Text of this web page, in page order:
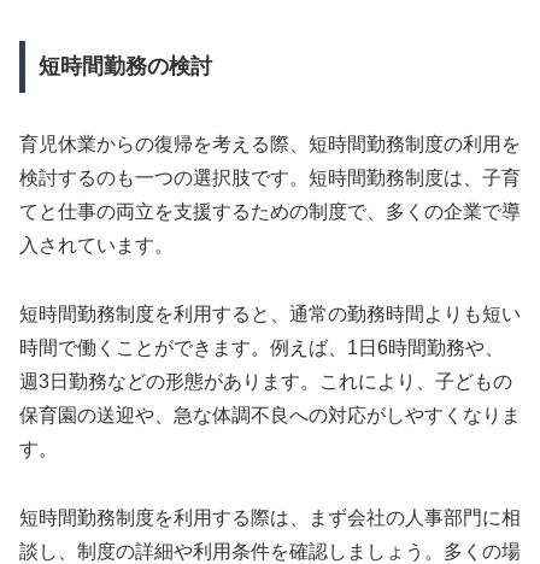
短時間勤務の検討
育児休業からの復帰を考える際、短時間勤務制度の利用を
検討するのも一つの選択肢です。短時間勤務制度は、子育
てと仕事の両立を支援するための制度で、多くの企業で導
入されています。
短時間勤務制度を利用すると、通常の勤務時間よりも短い
時間で働くことができます。例えば、1日6時間勤務や、
週3日勤務などの形態があります。これにより、子どもの
保育園の送迎や、急な体調不良への対応がしやすくなりま
す。
短時間勤務制度を利用する際は、まず会社の人事部門に相
談し、制度の詳細や利用条件を確認しましょう。多くの場